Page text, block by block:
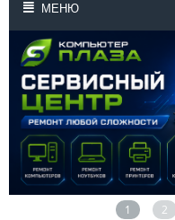
МЕНЮ
1 2